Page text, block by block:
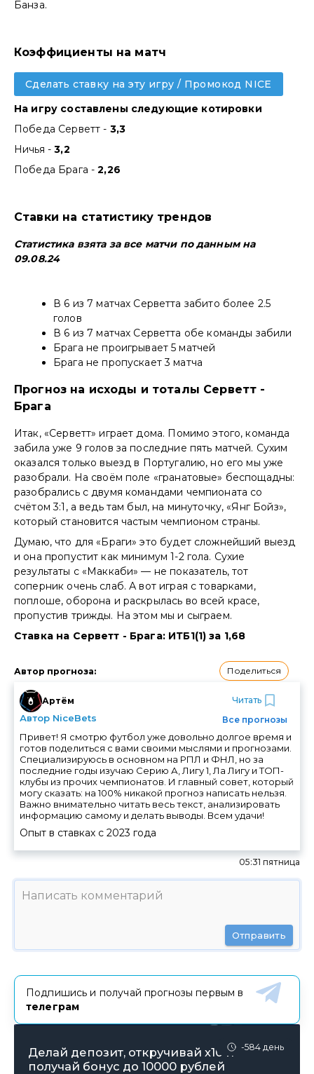
Банза.
Коэффициенты на матч
Сделать ставку на эту игру / Промокод NICE
На игру составлены следующие котировки
Победа Серветт - 3,3
Ничья -3,2
Победа Брага -2,26
Ставки на статистику трендов
Статистика взята за все матчи по данным на
09.08.24
В 6 из 7 матчах Серветта забито более 2.5
голов
В 6 из 7 матчах Серветта обе команды забили
Брага не проигрывает 5 матчей
Брага не пропускает 3 матча
Прогноз на исходы и тоталы Серветт -
Брага
Итак, «Серветт» играет дома. Помимо этого, команда
забила уже 9 голов за последние пять матчей. Сухим
оказался только выезд в Португалию, но его мы уже
разобрали. На своём поле «гранатовые» беспощадны:
разобрались с двумя командами чемпионата со
счётом 3:1, а ведь там был, на минуточку, «Янг Бойз»,
который становится частым чемпионом страны.
Думаю, что для «Браги» это будет сложнейший выезд
и она пропустит как минимум 1-2 гола. Сухие
результаты с «Маккаби» — не показатель, тот
соперник очень слаб. А вот играя с товарками,
поплоше, оборона и раскрылась во всей красе,
пропустив трижды. На этом мы и сыграем.
Ставка на Серветт - Брага: ИТБ1(1) за 1,68
Автор прогноза: Поделиться
Артём
Автор NiceBets
Читать
Все прогнозы
Привет! Я смотрю футбол уже довольно долгое время и
готов поделиться с вами своими мыслями и прогнозами.
Специализируюсь в основном на РПЛ и ФНЛ, но за
последние годы изучаю Серию А, Лигу 1, Ла Лигу и ТОП-
клубы из прочих чемпионатов. И главный совет, который
могу сказать: на 100% никакой прогноз написать нельзя.
Важно внимательно читать весь текст, анализировать
информацию самому и делать выводы. Всем удачи!
Опыт в ставках с 2023 года
05:31 пятница
Отправить
Подпишись и получай прогнозы первым в
телеграм
-584 день
Делай депозит, откручивай х10 и
получай бонус до 10000 рублей